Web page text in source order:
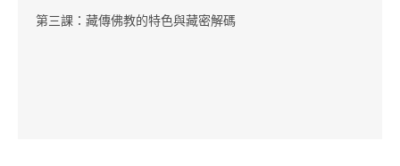
第三課：藏傳佛教的特色與藏密解碼